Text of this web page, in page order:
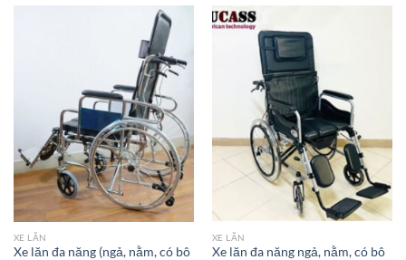
XE LĂN
Xe lăn đa năng (ngả, nằm, có bô
XE LĂN
Xe lăn đa năng ngả, nằm, có bô